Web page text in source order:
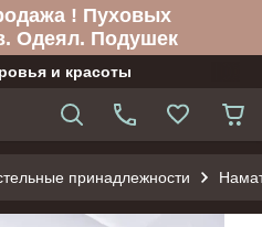
! Пуховых
Одеял. Подушек
и красоты
принадлежности